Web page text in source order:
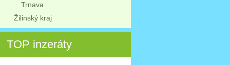
Trnava
Žilinský kraj
TOP inzeráty